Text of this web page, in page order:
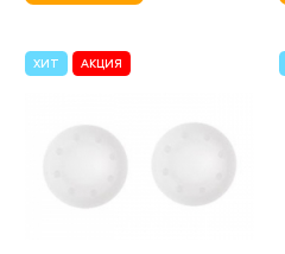
ХИТ АКЦИЯ